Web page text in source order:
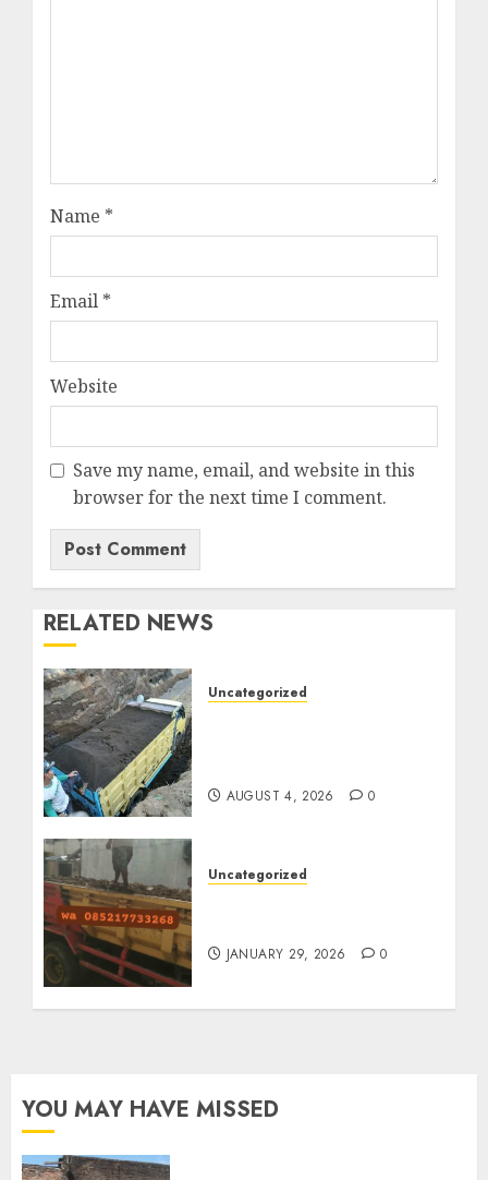
Name *
Email *
Website
Save my name, email, and website in this
browser for the next time I comment.
RELATED NEWS
Uncategorized
AUGUST 4, 2026 0
Uncategorized
JANUARY 29, 2026 0
YOU MAY HAVE MISSED